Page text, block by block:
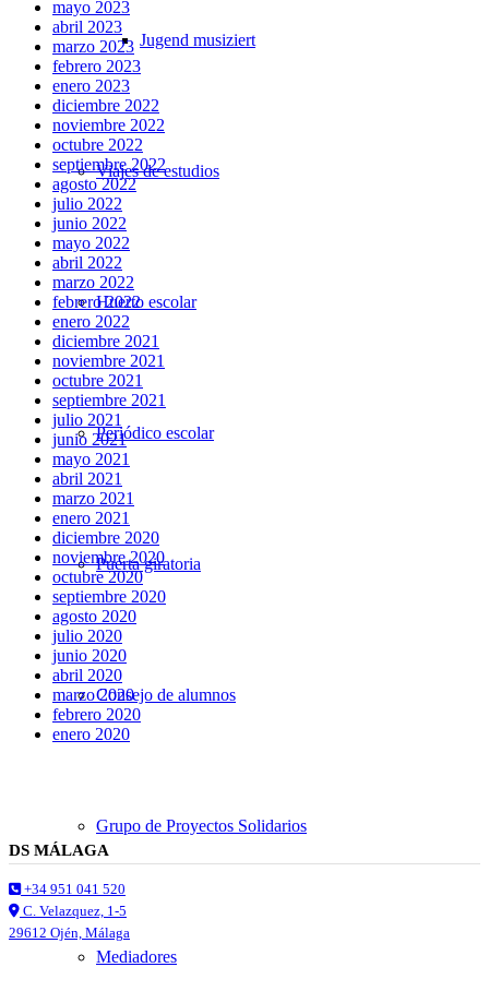
Jugend musiziert
Viajes de estudios
Huerto escolar
Periódico escolar
Puerta giratoria
Consejo de alumnos
Grupo de Proyectos Solidarios
Mediadores
mayo 2023
abril 2023
marzo 2023
febrero 2023
enero 2023
diciembre 2022
noviembre 2022
octubre 2022
septiembre 2022
agosto 2022
julio 2022
junio 2022
mayo 2022
abril 2022
marzo 2022
febrero 2022
enero 2022
diciembre 2021
noviembre 2021
octubre 2021
septiembre 2021
julio 2021
junio 2021
mayo 2021
abril 2021
marzo 2021
enero 2021
diciembre 2020
noviembre 2020
octubre 2020
septiembre 2020
agosto 2020
julio 2020
junio 2020
abril 2020
marzo 2020
febrero 2020
enero 2020
DS MÁLAGA
+34 951 041 520
C. Velazquez, 1-5
29612 Ojén, Málaga